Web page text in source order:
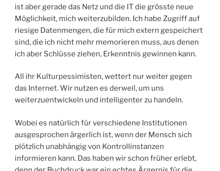
ist aber gerade das Netz und die IT die grösste neue
Möglichkeit, mich weiterzubilden. Ich habe Zugriff auf
riesige Datenmengen, die für mich extern gespeichert
sind, die ich nicht mehr memorieren muss, aus denen
ich aber Schlüsse ziehen, Erkenntnis gewinnen kann.
All ihr Kulturpessimisten, wettert nur weiter gegen
das Internet. Wir nutzen es derweil, um uns
weiterzuentwickeln und intelligenter zu handeln.
Wobei es natürlich für verschiedene Institutionen
ausgesprochen ärgerlich ist, wenn der Mensch sich
plötzlich unabhängig von Kontrollinstanzen
informieren kann. Das haben wir schon früher erlebt,